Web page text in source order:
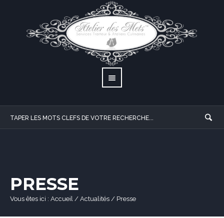
PRESSE
Vous êtes ici : Accueil / Actualités / Presse